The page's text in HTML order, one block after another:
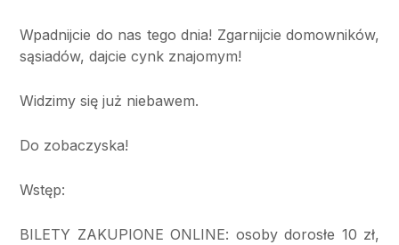
Wpadnijcie do nas tego dnia! Zgarnijcie domowników,
sąsiadów, dajcie cynk znajomym!
Widzimy się już niebawem.
Do zobaczyska!
Wstęp:
BILETY ZAKUPIONE ONLINE: osoby dorosłe 10 zł,